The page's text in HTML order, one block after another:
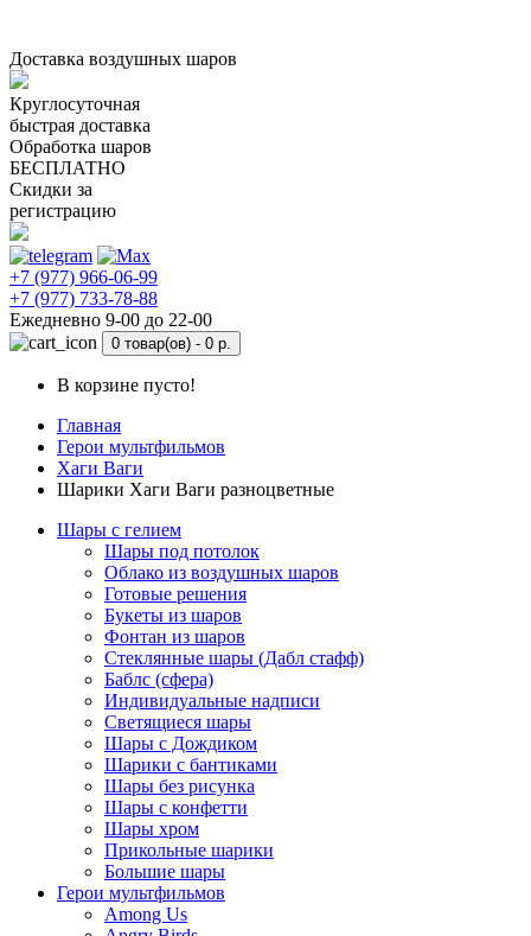
Доставка воздушных шаров
Круглосуточная
быстрая доставка
Обработка шаров
БЕСПЛАТНО
Скидки за
регистрацию
+7 (977) 966-06-99
+7 (977) 733-78-88
Ежедневно 9-00 до 22-00
0 товар(ов) - 0 р.
В корзине пусто!
Главная
Герои мультфильмов
Хаги Ваги
Шарики Хаги Ваги разноцветные
Шары с гелием
Шары под потолок
Облако из воздушных шаров
Готовые решения
Букеты из шаров
Фонтан из шаров
Стеклянные шары (Дабл стафф)
Баблс (сфера)
Индивидуальные надписи
Светящиеся шары
Шары с Дождиком
Шарики с бантиками
Шары без рисунка
Шары с конфетти
Шары хром
Прикольные шарики
Большие шары
Герои мультфильмов
Among Us